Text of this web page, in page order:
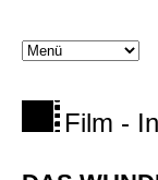
Film -